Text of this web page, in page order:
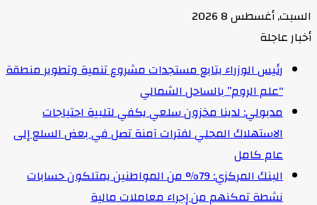
السبت, أغسطس 8 2026
أخبار عاجلة
رئيس الوزراء يتابع مستجدات مشروع تنمية وتطوير منطقة
“علم الروم” بالساحل الشمالي
مدبولي: لدينا مخزون سلعي يكفي لتلبية احتياجات
الاستهلاك المحلي لفترات آمنة تصل في بعض السلع إلى
عام كامل
البنك المركزي: 79% من المواطنين يمتلكون حسابات
نشطة تمكنهم من إجراء معاملات مالية